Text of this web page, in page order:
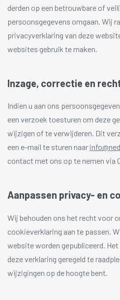
derden op een betrouwbare of
persoonsgegevens omgaan. Wij
privacyverklaring van deze
websites gebruik te maken.
Inzage, correctie en
Indien u aan ons
een verzoek toesturen om deze
wijzigen of te verwijderen. Dit
een e-mail te sturen naar
contact met ons op te nemen via
Aanpassen privacy- en
Wij behouden ons het recht voor
cookieverklaring aan te passen.
website worden gepubliceerd.
deze verklaring geregeld te
wijzigingen op de hoogte bent.